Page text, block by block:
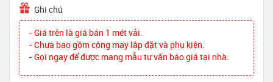
Ghi chú
- Giá trên là giá bán 1 mét vải.
- Chưa bao gồm công may lắp đặt và phụ kiện.
- Gọi ngay để được mang mẫu tư vấn báo giá tại nhà.